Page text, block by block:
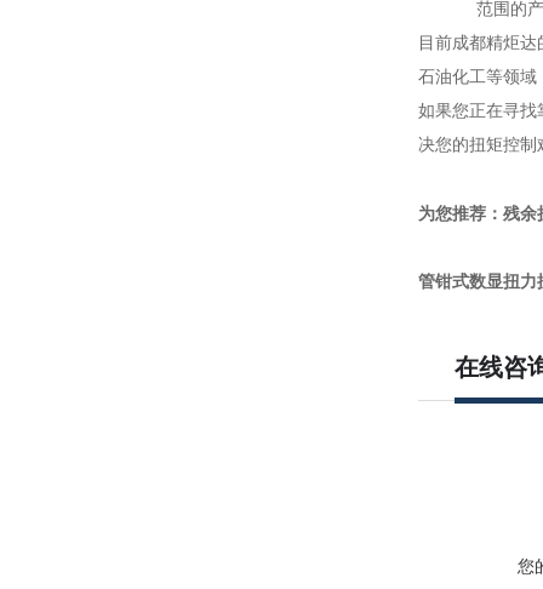
范围的
目前成都精炬
石油化工等领域
如果您正在寻找
决您的扭矩控制
为您推荐：残
管钳式数显扭力
在线咨
您